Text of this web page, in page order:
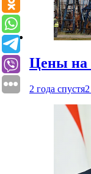
Цены на
2 года спустя